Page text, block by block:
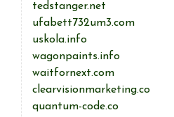
tedstanger.net
ufabett732um3.com
uskola.info
wagonpaints.info
waitfornext.com
clearvisionmarketing.co
quantum-code.co